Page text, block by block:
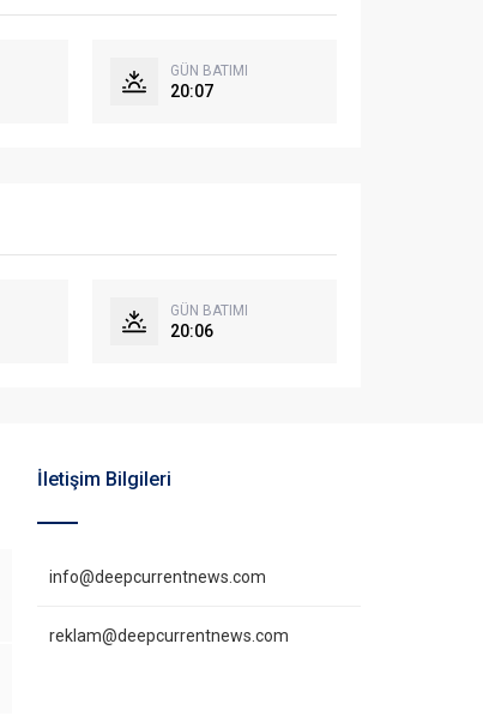
GÜN BATIMI
20:07
GÜN BATIMI
20:06
İletişim Bilgileri
info@deepcurrentnews.com
reklam@deepcurrentnews.com